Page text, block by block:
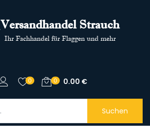
Versandhandel Strauch
Ihr Fachhandel für Flaggen und mehr
0 0 0.00 €
Suchen